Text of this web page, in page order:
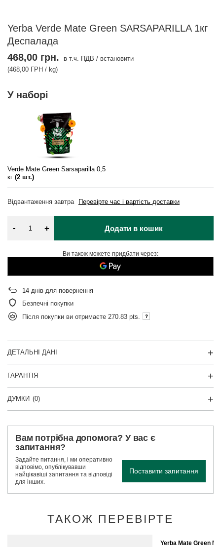
Yerba Verde Mate Green SARSAPARILLA 1кг
Деспалада
У наборі
Verde Mate Green Sarsaparilla 0,5
кг (2 шт.)
Відвантаження завтра Перевірте час і вартість доставки
468,00 грн. в т.ч. ПДВ / встановити
(468,00 ГРН / kg)
- + Додати в кошик
Ви також можете придбати через:
14 днів для повернення
Безпечні покупки
Після покупки ви отримаєте 270.83 pts.
ДЕТАЛЬНІ ДАНІ
ГАРАНТІЯ
ДУМКИ (0)
Вам потрібна допомога? У вас є
запитання?
Задайте питання, і ми оперативно
відповімо, опублікувавши
найцікавіші запитання та відповіді
для інших.
Поставити запитання
ТАКОЖ ПЕРЕВІРТЕ
Yerba Mate Green